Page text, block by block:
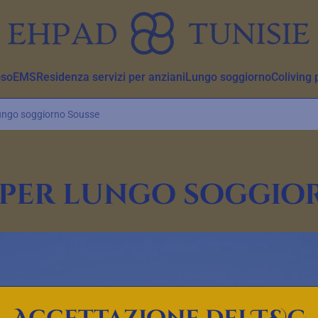
EMSResidenza servizi per anzianiLungo soggiornoColiving
soggiorno Sousse
per lungo